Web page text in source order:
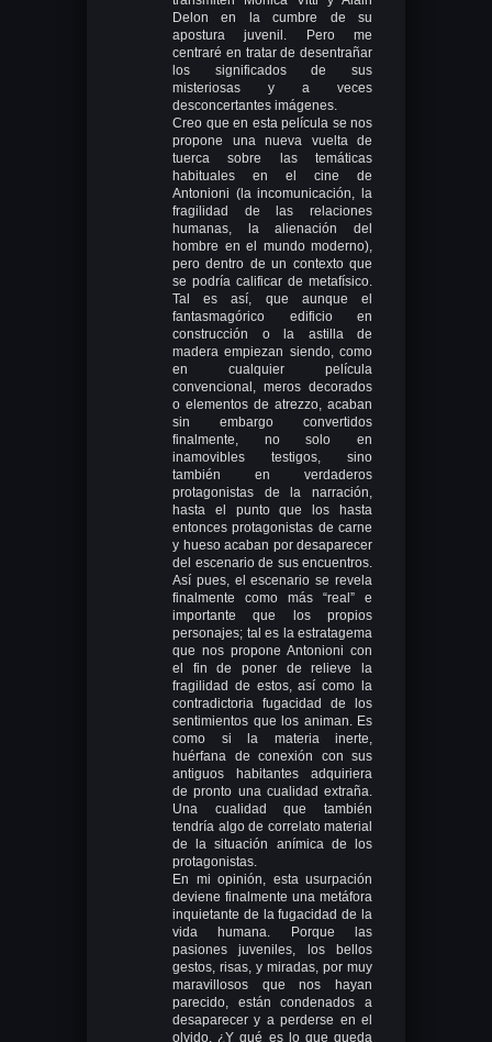
Delon en la cumbre de su
apostura juvenil. Pero me
centraré en tratar de desentrañar
los significados de sus
misteriosas y a veces
desconcertantes imágenes.
Creo que en esta película se nos
propone una nueva vuelta de
tuerca sobre las temáticas
habituales en el cine de
Antonioni (la incomunicación, la
fragilidad de las relaciones
humanas, la alienación del
hombre en el mundo moderno),
pero dentro de un contexto que
se podría calificar de metafísico.
Tal es así, que aunque el
fantasmagórico edificio en
construcción o la astilla de
madera empiezan siendo, como
en cualquier película
convencional, meros decorados
o elementos de atrezzo, acaban
sin embargo convertidos
finalmente, no solo en
inamovibles testigos, sino
también en verdaderos
protagonistas de la narración,
hasta el punto que los hasta
entonces protagonistas de carne
y hueso acaban por desaparecer
del escenario de sus encuentros.
Así pues, el escenario se revela
finalmente como más “real” e
importante que los propios
personajes; tal es la estratagema
que nos propone Antonioni con
el fin de poner de relieve la
fragilidad de estos, así como la
contradictoria fugacidad de los
sentimientos que los animan. Es
como si la materia inerte,
huérfana de conexión con sus
antiguos habitantes adquiriera
de pronto una cualidad extraña.
Una cualidad que también
tendría algo de correlato material
de la situación anímica de los
protagonistas.
En mi opinión, esta usurpación
deviene finalmente una metáfora
inquietante de la fugacidad de la
vida humana. Porque las
pasiones juveniles, los bellos
gestos, risas, y miradas, por muy
maravillosos que nos hayan
parecido, están condenados a
desaparecer y a perderse en el
olvido. ¿Y qué es lo que queda